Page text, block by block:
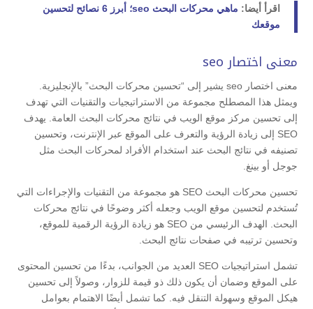
اقرأ أيضا:
ماهي محركات البحث seo؛ أبرز 6 نصائح لتحسين
موقعك
معنى اختصار seo
معنى اختصار seo يشير إلى “تحسين محركات البحث” بالإنجليزية.
ويمثل هذا المصطلح مجموعة من الاستراتيجيات والتقنيات التي تهدف
إلى تحسين مركز موقع الويب في نتائج محركات البحث العامة. يهدف
SEO إلى زيادة الرؤية والتعرف على الموقع عبر الإنترنت، وتحسين
تصنيفه في نتائج البحث عند استخدام الأفراد لمحركات البحث مثل
جوجل أو بينغ.
تحسين محركات البحث SEO هو مجموعة من التقنيات والإجراءات التي
تُستخدم لتحسين موقع الويب وجعله أكثر وضوحًا في نتائج محركات
البحث. الهدف الرئيسي من SEO هو زيادة الرؤية الرقمية للموقع،
وتحسين ترتيبه في صفحات نتائج البحث.
تشمل استراتيجيات SEO العديد من الجوانب، بدءًا من تحسين المحتوى
على الموقع وضمان أن يكون ذلك ذو قيمة للزوار، وصولاً إلى تحسين
هيكل الموقع وسهولة التنقل فيه. كما تشمل أيضًا الاهتمام بعوامل